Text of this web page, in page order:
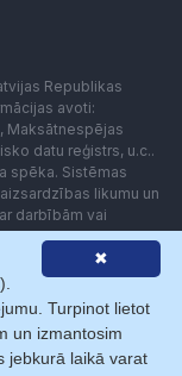
Republikas
avoti:
Maksātnespējas
datu reģistrs, u.c..
spēka. Sistēmas
likumu un
darbībām vai
Lietotājam aizliegts
(robotus)
Firmas.lv. Galvenā
✖
Turpinot lietot
un izmantosim
jebkurā laikā varat